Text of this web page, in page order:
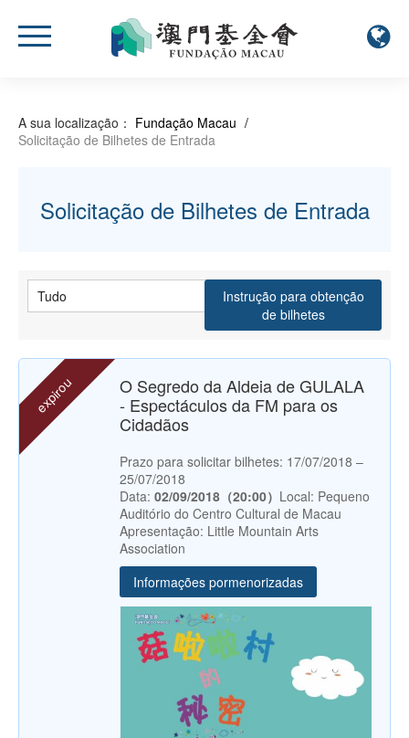
A sua localização： Fundação Macau /
Solicitação de Bilhetes de Entrada
Solicitação de Bilhetes de Entrada
Instrução para obtenção
de bilhetes
expirou
O Segredo da Aldeia de GULALA
- Espectáculos da FM para os
Cidadãos
Prazo para solicitar bilhetes: 17/07/2018 –
25/07/2018
Data: 02/09/2018（20:00） Local: Pequeno
Auditório do Centro Cultural de Macau
Apresentação: Little Mountain Arts
Association
Informações pormenorizadas